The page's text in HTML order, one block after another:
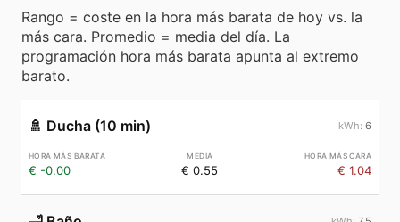
Rango = coste en la hora más barata de hoy vs. la
más cara. Promedio = media del día. La
programación hora más barata apunta al extremo
barato.
🚿 Ducha (10 min) 6
€ -0.00 € 0.55 € 1.04